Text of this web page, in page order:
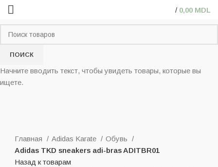
/ 0,00 MDL
Главная
Adidas Karate
Обувь
Adidas TKD sneakers adi-bras ADITBR01
Назад к товарам
ПОИСК
Начните вводить текст, чтобы увидеть товары, которые вы
ищете.